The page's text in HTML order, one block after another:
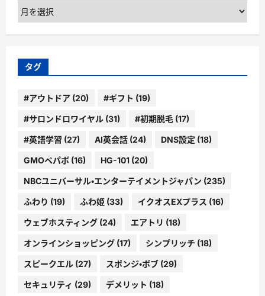
ア
ー
カ
ブ
タグ
#アウトドア (20) #ギフト (19)
#サロンドロワイヤル (31) #初期脱毛 (17)
#英語学習 (27) AI英会話 (24) DNS設定 (18)
GMOペパボ (16) HG-101 (20)
NBCユニバーサル・エンターテイメントジャパン (235)
ふわり (19) ふわ姫 (33) イクオスEXプラス (16)
ウェブホスティング (24) エアトリ (18)
オンラインショッピング (17) シンプリッチ (18)
スピークエル (27) スポンジ・ボブ (29)
セキュリティ (29) デメリット (18)